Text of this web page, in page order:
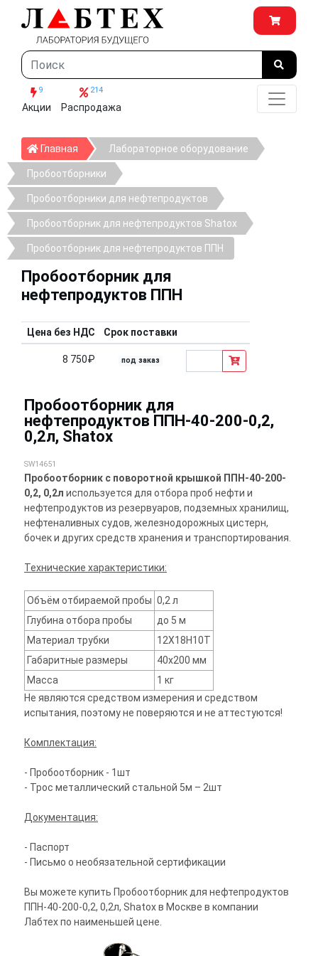
9
Акции
214
Распродажа
Главная ГлавнаяЛабораторное оборудование
Пробоотборники
Пробоотборники для нефтепродуктов
Пробоотборник для нефтепродуктов Shatox
Пробоотборник для нефтепродуктов ППН
Пробоотборник для
нефтепродуктов ППН
Цена без НДС Срок поставки
8 750₽ под заказ
Пробоотборник для
нефтепродуктов ППН-40-200-0,2,
0,2л, Shatox
SW14651
Пробоотборник с поворотной крышкой ППН-40-200-
0,2, 0,2л используется для отбора проб нефти и
нефтепродуктов из резервуаров, подземных хранилищ,
нефтеналивных судов, железнодорожных цистерн,
бочек и других средств хранения и транспортирования.
Технические характеристики:
Объём отбираемой пробы 0,2 л
Глубина отбора пробы
до 5 м
Материал трубки
12Х18Н10Т
Габаритные размеры
40х200 мм
Масса
1 кг
Не являются средством измерения и средством
испытания, поэтому не поверяются и не аттестуются!
Комплектация:
- Пробоотборник - 1шт
- Трос металлический стальной 5м – 2шт
Документация:
- Паспорт
- Письмо о необязательной сертификации
Вы можете купить Пробоотборник для нефтепродуктов
ППН-40-200-0,2, 0,2л, Shatox в Москве в компании
Лабтех по наименьшей цене.